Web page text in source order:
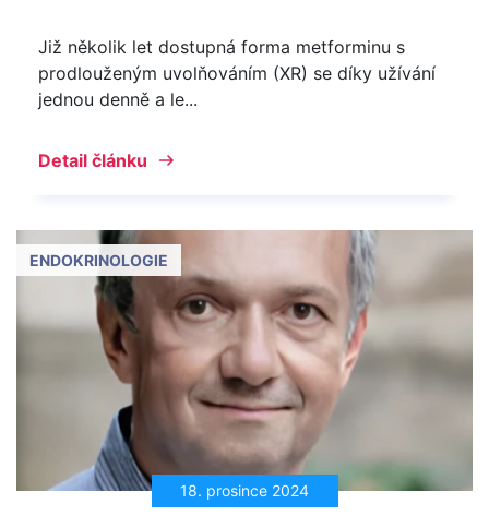
Již několik let dostupná forma metforminu s
prodlouženým uvolňováním (XR) se díky užívání
jednou denně a le...
Detail článku
18. prosince 2024
ENDOKRINOLOGIE